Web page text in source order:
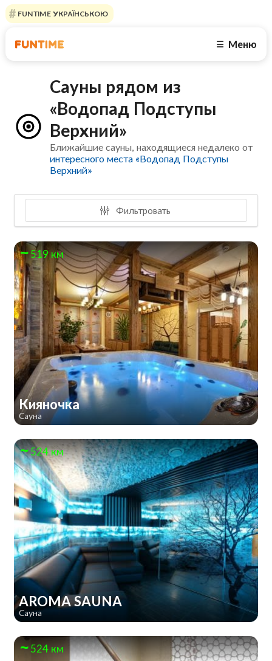
FUNTIME УКРАЇНСЬКОЮ
☰ Меню
Сауны рядом из
«Водопад Подступы
Верхний»
Ближайшие сауны, находящиеся недалеко от
интересного места «Водопад Подступы
Верхний»
Фильтровать
519 км
Кияночка
Сауна
524 км
AROMA SAUNA
Сауна
524 км